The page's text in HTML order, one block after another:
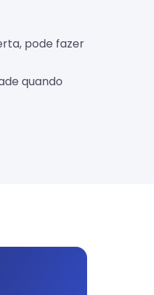
pode fazer
quando